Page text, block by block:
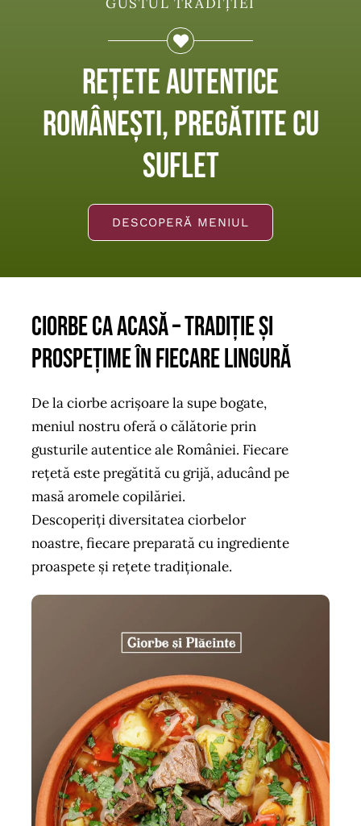
Rețete autentice
românești, pregătite cu
suflet
DESCOPERĂ MENIUL
Ciorbe Ca Acasă – Tradiție și
Prospețime în Fiecare Lingură
De la ciorbe acrișoare la supe bogate,
meniul nostru oferă o călătorie prin
gusturile autentice ale României. Fiecare
rețetă este pregătită cu grijă, aducând pe
masă aromele copilăriei.
Descoperiți diversitatea ciorbelor
noastre, fiecare preparată cu ingrediente
proaspete și rețete tradiționale.